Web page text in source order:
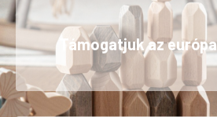
Támogatjuk az